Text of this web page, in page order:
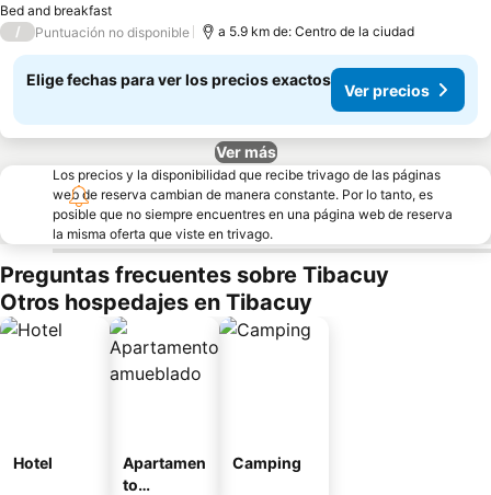
Bed and breakfast
/ Puntuación no disponible a 5.9 km de: Centro de la ciudad
Elige fechas para ver los precios exactos
Ver precios
Ver más
Los precios y la disponibilidad que recibe trivago de las páginas
web de reserva cambian de manera constante. Por lo tanto, es
posible que no siempre encuentres en una página web de reserva
la misma oferta que viste en trivago.
Preguntas frecuentes sobre Tibacuy
Otros hospedajes en Tibacuy
Hotel
Apartamen
to
Camping